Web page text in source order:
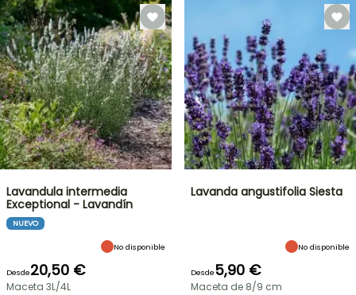
Lavandula intermedia
Exceptional - Lavandín
NUEVO
No disponible
Desde20,50 €
Maceta 3L/4L
Lavanda angustifolia Siesta
No disponible
Desde5,90 €
Maceta de 8/9 cm